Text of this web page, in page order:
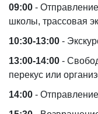
09:00 -
школы, трассовая
10:30-13:00 -
13:00-14:00 -
перекус или
14:00 -